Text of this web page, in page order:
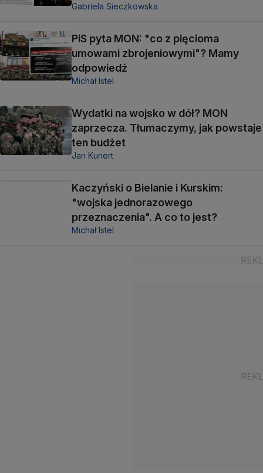
Gabriela Sieczkowska
PiS pyta MON: "co z pięcioma
umowami zbrojeniowymi"? Mamy
odpowiedź
Michał Istel
Wydatki na wojsko w dół? MON
zaprzecza. Tłumaczymy, jak powstaje
ten budżet
Jan Kunert
Kaczyński o Bielanie i Kurskim:
"wojska jednorazowego
przeznaczenia". A co to jest?
Michał Istel